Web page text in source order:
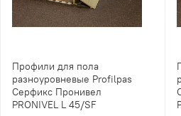
Профили для пола
разноуровневые Profilpas
Серфикс Пронивел
PRONIVEL L 45/SF